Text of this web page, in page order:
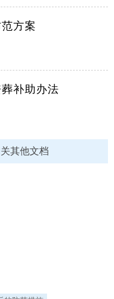
，井下配备的主要传
一、事故原因
头采位（m） 469.8
位差（m） 18.4 尾
头尾高差
落实安全防范措施，
键措施。 1、在冬
司 重大灾害防治工作
煤矿重大灾害防治
精神，结合我矿实
方案
补助办法
其他文档